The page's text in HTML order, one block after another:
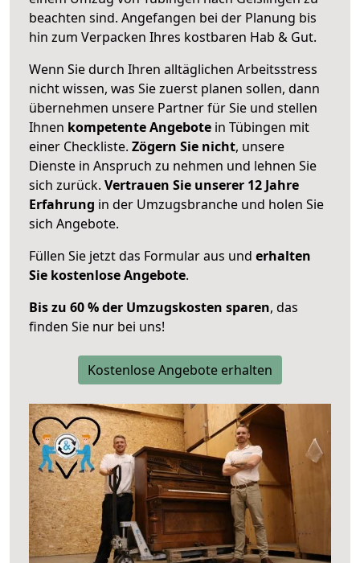
beachten sind. Angefangen bei der Planung bis
hin zum Verpacken Ihres kostbaren Hab & Gut.
Wenn Sie durch Ihren alltäglichen Arbeitsstress
nicht wissen, was Sie zuerst planen sollen, dann
übernehmen unsere Partner für Sie und stellen
Ihnen kompetente Angebote in Tübingen mit
einer Checkliste. Zögern Sie nicht, unsere
Dienste in Anspruch zu nehmen und lehnen Sie
sich zurück. Vertrauen Sie unserer 12 Jahre
Erfahrung in der Umzugsbranche und holen Sie
sich Angebote.
Füllen Sie jetzt das Formular aus und erhalten
Sie kostenlose Angebote.
Bis zu 60 % der Umzugskosten sparen, das
finden Sie nur bei uns!
Kostenlose Angebote erhalten